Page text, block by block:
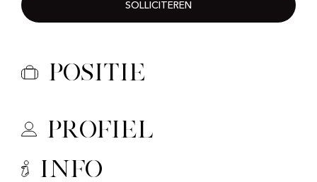
SOLLICITEREN
Positie
Profiel
Info